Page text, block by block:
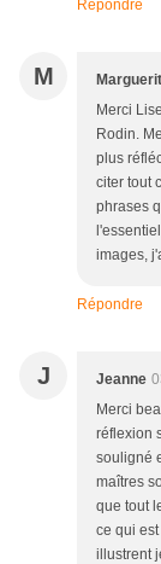
Répondre
M
Merci
Rodin.
plus
citer tout
phrases
images,
Répondre
J Jeanne
Merci
réflexion
souligné
maîtres
que tout
ce qui
illustrent